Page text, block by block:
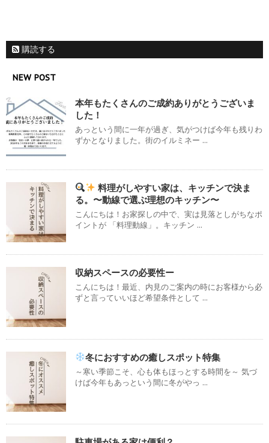
購読する
NEW POST
本年もたくさんのご成約ありがとうございま
した！
あっという間に一年が過ぎ、気がつけば今年も残りわ
ずかとなりました。街のイルミネー ...
料理がしやすい家は、キッチンで決ま
る。〜動線で選ぶ理想のキッチン〜
こんにちは！お家探しの中で、実は見落としがちなポ
イントが 「料理動線」。キッチン ...
収納スペースの必要性ー
こんにちは！最近、内見のご案内の時にお客様から必
ずと言っていいほど希望条件として ...
冬におすすめの癒しスポット特集
～寒い季節こそ、心も体もほっとする時間を～ 気づ
けば今年もあっという間に冬がやっ ...